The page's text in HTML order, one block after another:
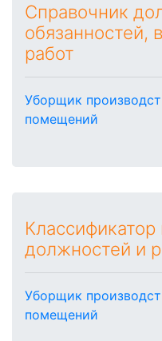
Справочник
обязанностей,
работ
Уборщик
помещений
должностей и
Уборщик
помещений